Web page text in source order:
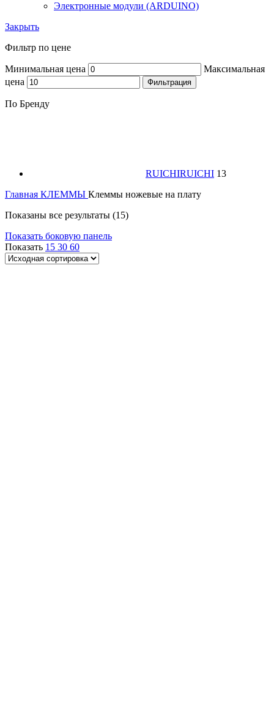
Электронные модули (ARDUINO)
Закрыть
Фильтр по цене
Минимальная цена
Максимальная
цена
Фильтрация
По Бренду
RUICHIRUICHI 13
Главная КЛЕММЫ Клеммы ножевые на плату
Показаны все результаты (15)
Показать боковую панель
Показать 15 30 60